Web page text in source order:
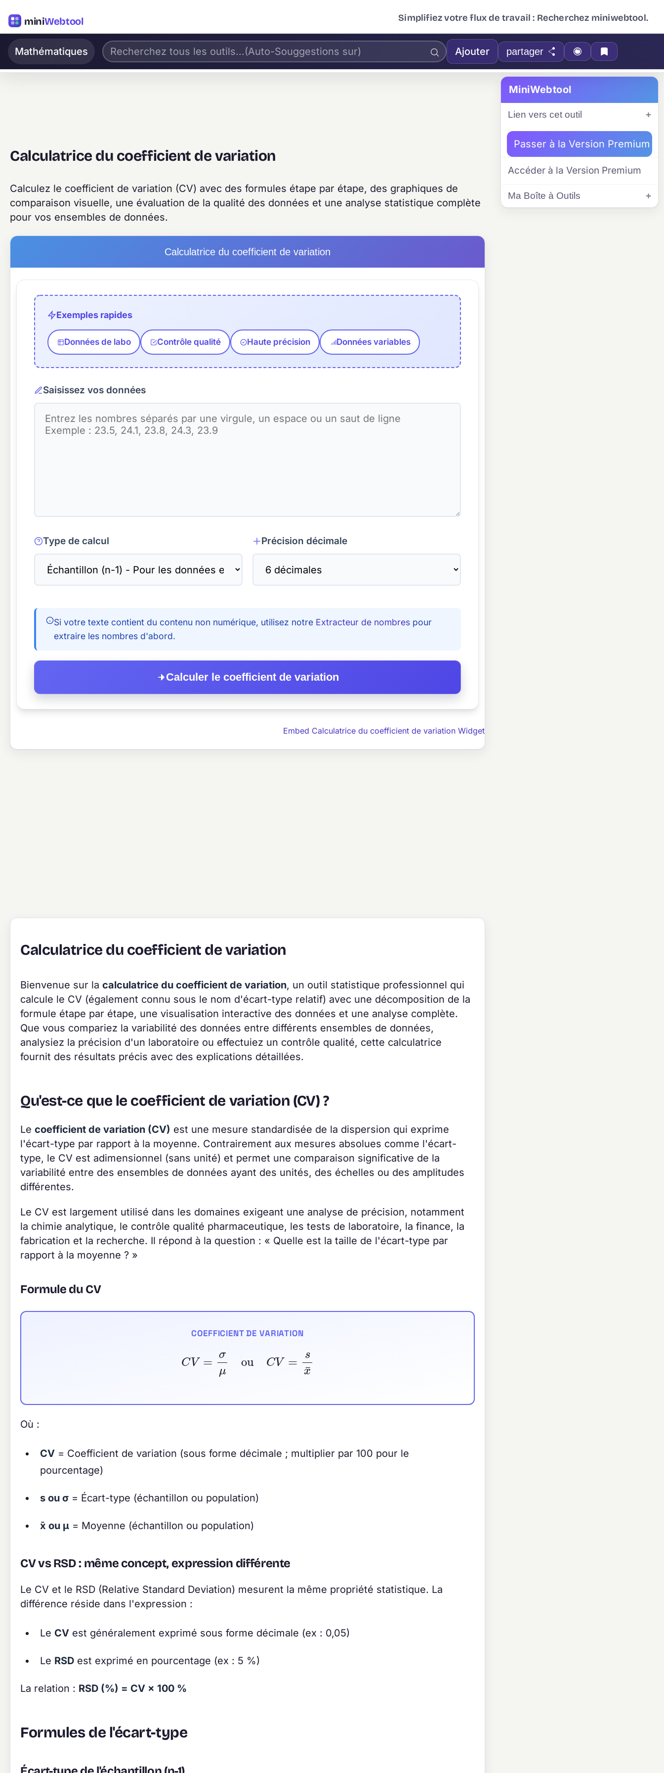
miniWebtool Simplifiez votre flux de travail : Recherchez miniwebtool.
Mathématiques Ajouter partager
Calculatrice du coefficient de variation
Calculez le coefficient de variation (CV) avec des formules étape par étape, des graphiques de
comparaison visuelle, une évaluation de la qualité des données et une analyse statistique complète
pour vos ensembles de données.
Calculatrice du coefficient de variation
Exemples rapides
Données de labo Contrôle qualité Haute précision Données variables
Saisissez vos données
Type de calcul Précision décimale
Si votre texte contient du contenu non numérique, utilisez notre Extracteur de nombres pour
extraire les nombres d'abord.
Calculer le coefficient de variation
Embed Calculatrice du coefficient de variation Widget
Calculatrice du coefficient de variation
Bienvenue sur la calculatrice du coefficient de variation, un outil statistique professionnel qui
calcule le CV (également connu sous le nom d'écart-type relatif) avec une décomposition de la
formule étape par étape, une visualisation interactive des données et une analyse complète.
Que vous compariez la variabilité des données entre différents ensembles de données,
analysiez la précision d'un laboratoire ou effectuiez un contrôle qualité, cette calculatrice
fournit des résultats précis avec des explications détaillées.
Qu'est-ce que le coefficient de variation (CV) ?
Le coefficient de variation (CV) est une mesure standardisée de la dispersion qui exprime
l'écart-type par rapport à la moyenne. Contrairement aux mesures absolues comme l'écart-
type, le CV est adimensionnel (sans unité) et permet une comparaison significative de la
variabilité entre des ensembles de données ayant des unités, des échelles ou des amplitudes
différentes.
Le CV est largement utilisé dans les domaines exigeant une analyse de précision, notamment
la chimie analytique, le contrôle qualité pharmaceutique, les tests de laboratoire, la finance, la
fabrication et la recherche. Il répond à la question : « Quelle est la taille de l'écart-type par
rapport à la moyenne ? »
Formule du CV
COEFFICIENT DE VARIATION
=σ
Où :
CV = Coefficient de variation (sous forme décimale ; multiplier par 100 pour le
pourcentage)
s ou σ = Écart-type (échantillon ou population)
x̄ ou μ = Moyenne (échantillon ou population)
CV vs RSD : même concept, expression différente
Le CV et le RSD (Relative Standard Deviation) mesurent la même propriété statistique. La
différence réside dans l'expression :
Le CV est généralement exprimé sous forme décimale (ex : 0,05)
Le RSD est exprimé en pourcentage (ex : 5 %)
La relation : RSD (%) = CV × 100 %
Formules de l'écart-type
MiniWebtool
Lien vers cet outil
Passer à la Version Premium
Accéder à la Version Premium
Ma Boîte à Outils